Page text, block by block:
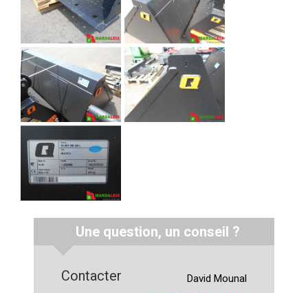
Une question, un conseil ?
Contacter David Mounal